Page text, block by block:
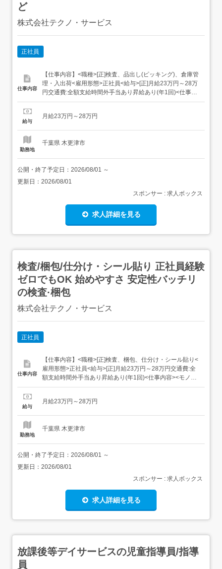
ど
株式会社テクノ・サービス
正社員
仕事内容
【仕事内容】<職種>[正]検査、品出し(ピッキング)、倉庫管
理・入出荷<雇用形態>正社員<給与>[正]月給23万円～28万
円交通費:全額支給時間外手当あり昇給あり(年1回)<仕事内
容>こつこつ系のシンプル作業もくもくメインのルーティ
立・梱包 完成品をプチプチなどで包む 製品の検品 傷がな
給与
月給23万円～28万円
勤務地
千葉県 木更津市
公開・終了予定日： 2026/08/01 ～
更新日： 2026/08/01
スポンサー : 求人ボックス
求人詳細を見る
検査/梱包/仕分け・シール貼り 正社員経験
ゼロでもOK 始めやすさ 安定性バッチリ
の検査·梱包
株式会社テクノ・サービス
正社員
仕事内容
【仕事内容】<職種>[正]検査、梱包、仕分け・シール貼り<
雇用形態>正社員<給与>[正]月給23万円～28万円交通費:全
額支給時間外手当あり昇給あり(年1回)<仕事内容><モノづ
くり業界でのお仕事!>仕分けや梱包、包装といったかんた
ます!)覚えやすいルーティンワークばかりなので未経験の
給与
月給23万円～28万円
勤務地
千葉県 木更津市
公開・終了予定日： 2026/08/01 ～
更新日： 2026/08/01
スポンサー : 求人ボックス
求人詳細を見る
放課後等デイサービスの児童指導員/指導
員